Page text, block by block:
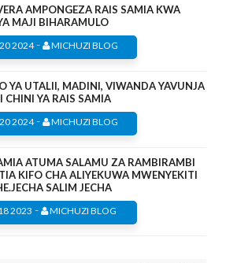
AMPONGEZA RAIS SAMIA KWA
MAJI BIHARAMULO
2024- MICHUZI BLOG
YA UTALII, MADINI, VIWANDA YAVUNJA
CHINI YA RAIS SAMIA
2024- MICHUZI BLOG
ATUMA SALAMU ZA RAMBIRAMBI
KIFO CHA ALIYEKUWA MWENYEKITI
SALIM JECHA
2023 - MICHUZI BLOG